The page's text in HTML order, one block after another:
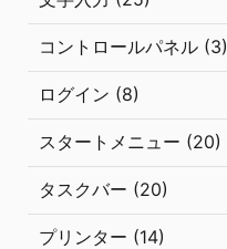
コントロールパネル (3)
ログイン (8)
スタートメニュー (20)
タスクバー (20)
プリンター (14)